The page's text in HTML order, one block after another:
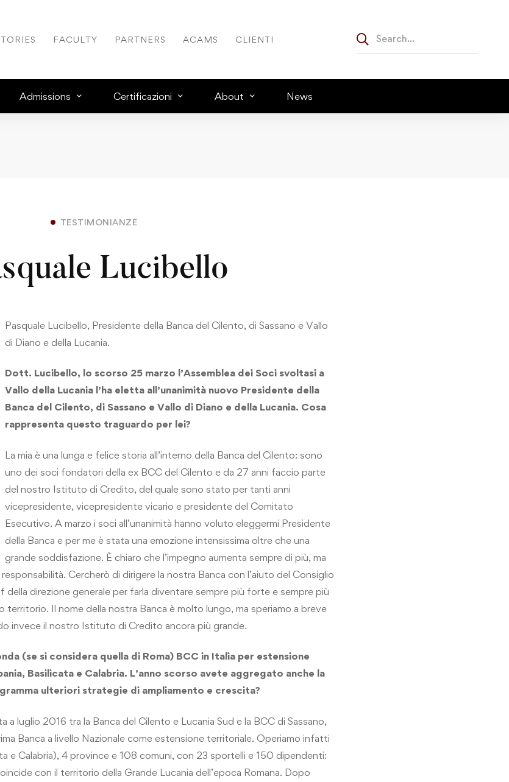
FACULTY PARTNERS ACAMS CLIENTI
Admissions Certificazioni About News
TESTIMONIANZE
Lucibello
Pasquale Lucibello, Presidente della Banca del Cilento, di Sassano e Vallo
di Diano e della Lucania.
Dott. Lucibello, lo scorso 25 marzo l’Assemblea dei Soci svoltasi a
Vallo della Lucania l’ha eletta all’unanimità nuovo Presidente della
Banca del Cilento, di Sassano e Vallo di Diano e della Lucania. Cosa
rappresenta questo traguardo per lei?
La mia è una lunga e felice storia all’interno della Banca del Cilento: sono
uno dei soci fondatori della ex BCC del Cilento e da 27 anni faccio parte
del nostro Istituto di Credito, del quale sono stato per tanti anni
vicepresidente, vicepresidente vicario e presidente del Comitato
Esecutivo. A marzo i soci all’unanimità hanno voluto eleggermi Presidente
della Banca e per me è stata una emozione intensissima oltre che una
grande soddisfazione. È chiaro che l’impegno aumenta sempre di più, ma
Cercherò di dirigere la nostra Banca con l’aiuto del Consiglio
della direzione generale per farla diventare sempre più forte e sempre più
Il nome della nostra Banca è molto lungo, ma speriamo a breve
invece il nostro Istituto di Credito ancora più grande.
(se si considera quella di Roma) BCC in Italia per estensione
Basilicata e Calabria. L’anno scorso avete aggregato anche la
ulteriori strategie di ampliamento e crescita?
luglio 2016 tra la Banca del Cilento e Lucania Sud e la BCC di Sassano,
Banca a livello Nazionale come estensione territoriale. Operiamo infatti
e Calabria), 4 province e 108 comuni, con 23 sportelli e 150 dipendenti:
con il territorio della Grande Lucania dell’epoca Romana. Dopo